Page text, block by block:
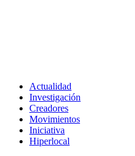
Actualidad
Investigación
Creadores
Movimientos
Iniciativa
Hiperlocal